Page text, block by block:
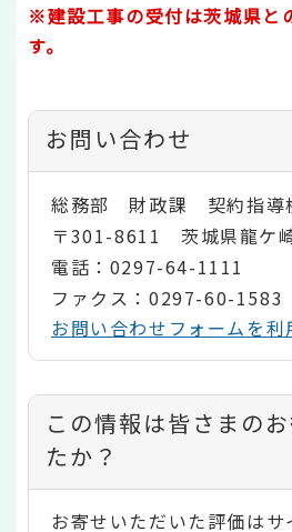
※建設工事の受付は茨城県と
す。
お問い合わせ
総務部 財政課 契約指導
〒301-8611 茨城県龍ケ
電話：0297-64-1111
ファクス：0297-60-1583
お問い合わせフォームを利
コ
ン
テ
この情報は皆さまの
たか？
お寄せいただいた評価はサ